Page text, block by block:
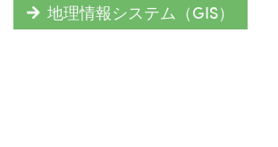
地理情報システム（GIS）